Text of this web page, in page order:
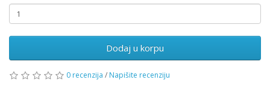
Dodaj u korpu
0 recenzija / Napišite recenziju